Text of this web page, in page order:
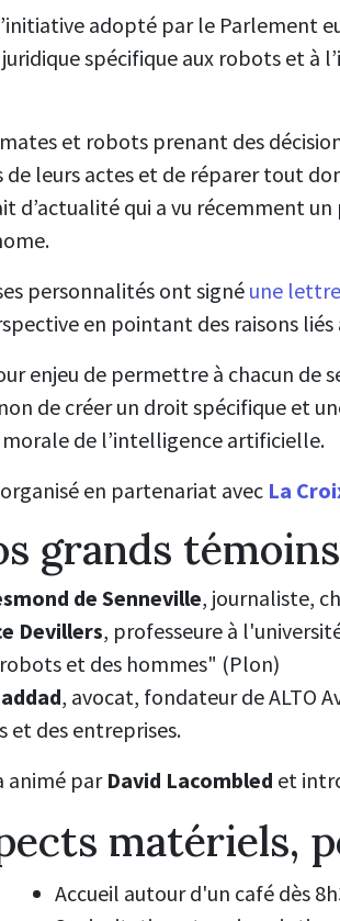
adopté par le Parlement
spécifique aux robots et à
et robots prenant des
de leurs actes et de réparer tout
d’actualité qui a vu récemment
personnalités ont signé une
en pointant des raisons
enjeu de permettre à chacun de
de créer un droit spécifique et
de l’intelligence artificielle.
en partenariat avec La
grands
de Senneville, journaliste,
Devillers, professeure à
et des hommes" (Plon)
, avocat, fondateur de ALTO
et des entreprises.
animé par David Lacombled et
matériels,
Accueil autour d'un café dès